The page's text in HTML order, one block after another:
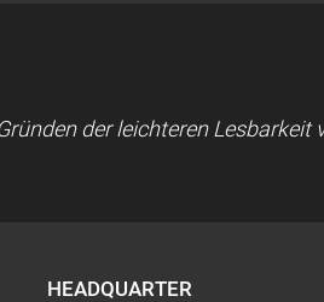
der leichteren
HEADQUARTER